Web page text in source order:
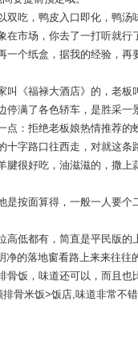
吃，鸭皮入口即化，鸭汤
在市场，你去了一打听就
一个纸盒，据我的经验，
《福禄大酒店》的，老板
停满了各色轿车，是胜采
点：拒绝老板娘热情推荐
十字路口往西走，对就这条
很好吃，油滋滋的，撒上
按面算得，一般一人要个
低都有，简直是平民版的
的落地窗看路上来来往
骨饭，味道还可以，而且也
米饭>饭店,味道非常不